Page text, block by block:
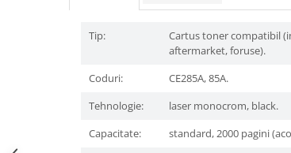
Tip:
Cartus toner compatibil
aftermarket, foruse).
Coduri:
CE285A, 85A.
Tehnologie:
laser monocrom, black.
Capacitate:
standard, 2000 pagini